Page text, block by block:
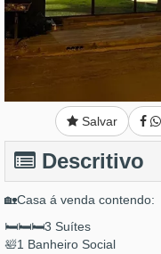
Salvar
Descritivo
🏡Casa á venda contendo:
🛏️🛏️🛏️3 Suítes
🛀1 Banheiro Social